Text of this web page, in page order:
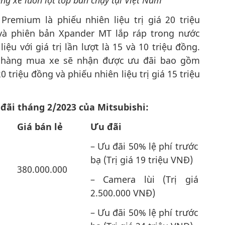
là phiếu nhiên liệu trị giá 20 triệu
phiên bản Xpander MT lắp ráp trong nước
với giá trị lần lượt là 15 và 10 triệu đồng.
mua xe sẽ nhận được ưu đãi bao gồm
triệu đồng và phiếu nhiên liệu trị giá 15 triệu
tháng 2/2023 của Mitsubishi:
Giá bán lẻ
Ưu đãi
380.000.000
– Ưu đãi 50% lệ phí trước
bạ (Trị giá 19 triệu VNĐ)
– Camera lùi (Trị giá
2.500.000 VNĐ)
– Ưu đãi 50% lệ phí trước